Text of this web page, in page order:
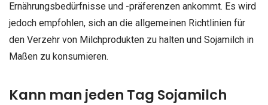
Ernährungsbedürfnisse und -präferenzen ankommt. Es wird
jedoch empfohlen, sich an die allgemeinen Richtlinien für
den Verzehr von Milchprodukten zu halten und Sojamilch in
Maßen zu konsumieren.
Kann man jeden Tag Sojamilch